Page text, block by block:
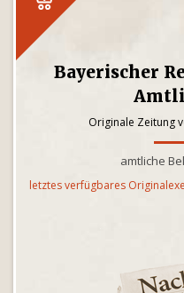
Bayerischer
Originale Zeitung
amtliche
letztes verfügbares